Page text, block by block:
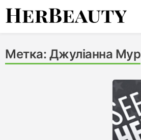
Skip
Метка: Джуліанна Мур